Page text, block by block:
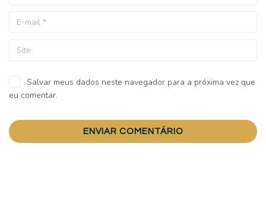
Salvar meus dados neste navegador para a próxima vez que
eu comentar.